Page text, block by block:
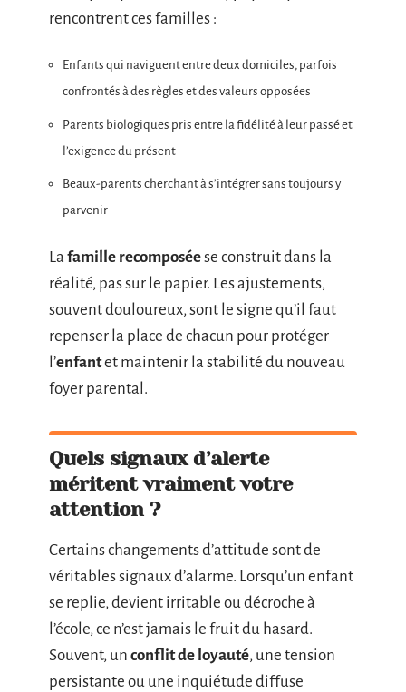
rencontrent ces familles :
Enfants qui naviguent entre deux domiciles, parfois
confrontés à des règles et des valeurs opposées
Parents biologiques pris entre la fidélité à leur passé et
l’exigence du présent
Beaux-parents cherchant à s’intégrer sans toujours y
parvenir
La famille recomposéese construit dans la
réalité, pas sur le papier. Les ajustements,
souvent douloureux, sont le signe qu’il faut
repenser la place de chacun pour protéger
l’enfantet maintenir la stabilité du nouveau
foyer parental.
Quels signaux d’alerte
méritent vraiment votre
attention ?
Certains changements d’attitude sont de
véritables signaux d’alarme. Lorsqu’un enfant
se replie, devient irritable ou décroche à
l’école, ce n’est jamais le fruit du hasard.
Souvent, un conflit de loyauté, une tension
persistante ou une inquiétude diffuse